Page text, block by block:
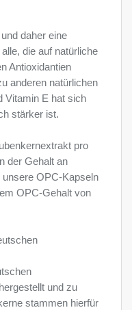
daher eine
die auf natürliche
Antioxidantien
anderen natürlichen
Vitamin E hat sich
stärker ist.
pro
der Gehalt an
OPC-Kapseln
OPC-Gehalt von
und zu
stammen hierfür